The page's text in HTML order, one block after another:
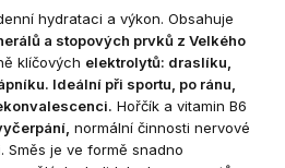
hydrataci a výkon. Obsahuje
a stopových prvků z Velkého
klíčových elektrolytů: draslíku,
Ideální při sportu, po ránu,
Hořčík a vitamin B6
normální činnosti nervové
Směs je ve formě snadno